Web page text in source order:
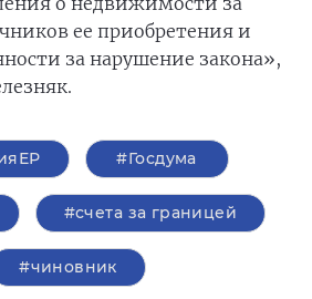
ее приобретения и
за нарушение закона»,
#Госдума
#счета за границей
#чиновник